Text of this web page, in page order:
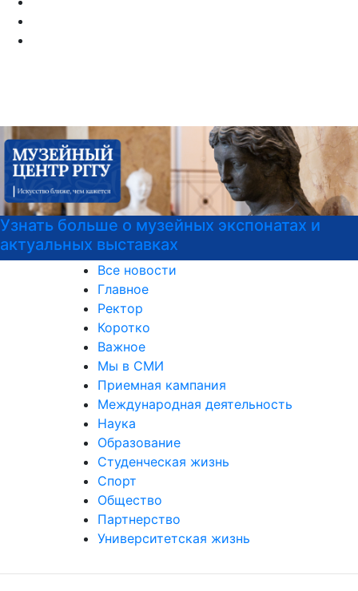
Узнайте все о поступлении!
Все новости
Главное
Ректор
Коротко
Важное
Мы в СМИ
Приемная кампания
Международная деятельность
Наука
Образование
Студенческая жизнь
Спорт
Общество
Партнерство
Университетская жизнь